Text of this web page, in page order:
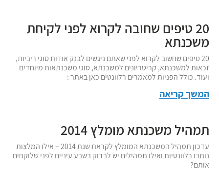
20 טיפים שחובה לקרוא לפני לקיחת
משכנתא
20 טיפים שחשוב לקרוא לפני שאתם ניגשים לבנק אודות סוגי ריביות,
זכאות למשכנתא, קריטריונים למשכנתא, סוגי משכנתאות מיוחדים
ועוד. כולל הפניות למאמרים רלוונטים כאן באתר :
המשך קריאה
תמהיל משכנתא מומלץ 2014
עדכון תמהיל המשכנתא המומלץ לקראת שנת 2014 – אילו המלצות
נותרו רלוונטיות ואילו תמהילים יש לבדוק בשבע עיניים לפני שלוקחים
אותם?